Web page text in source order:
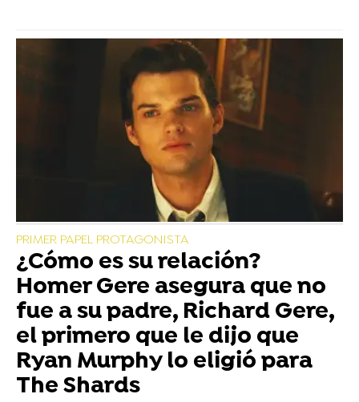
PRIMER PAPEL PROTAGONISTA
¿Cómo es su relación?
Homer Gere asegura que no
fue a su padre, Richard Gere,
el primero que le dijo que
Ryan Murphy lo eligió para
The Shards